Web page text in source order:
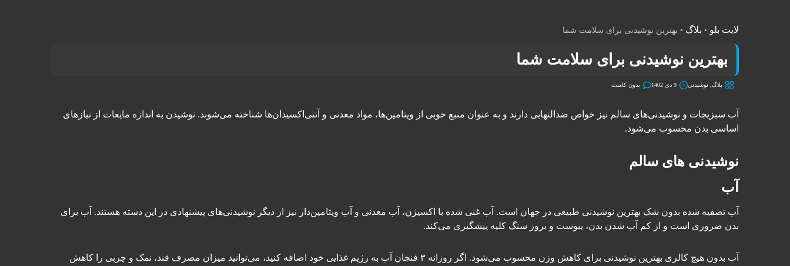
لایت بلو • بلاگ • بهترین نوشیدنی برای سلامت شما
بهترین نوشیدنی برای سلامت شما
بلاگ نوشیدنی 9 دی 1402 بدون کامنت
آب سبزیجات و نوشیدنی‌های سالم نیز خواص ضدالتهابی دارند و به عنوان منبع خوبی از ویتامین‌ها، مواد معدنی و آنتی‌اکسیدان‌ها شناخته می‌شوند. نوشیدن به اندازه مایعات از نیاز‌های
اساسی بدن محسوب می‌شود.
نوشیدنی های سالم
آب
آب تصفیه شده بدون شک بهترین نوشیدنی طبیعی در جهان است. آب غنی شده با اکسیژن، آب معدنی و آب ویتامین‌دار نیز از دیگر نوشیدنی‌های پیشنهادی در این دسته هستند. آب برای
بدن ضروری است و از کم آب شدن بدن، یبوست و بروز سنگ کلیه پیشگیری می‌کند.
آب بدون هیچ کالری بهترین نوشیدنی برای کاهش وزن محسوب می‌شود. اگر روزانه ۳ فنجان آب به رژیم غذایی خود اضافه کنید، می‌توانید میزان مصرف قند، نمک و چربی را کاهش